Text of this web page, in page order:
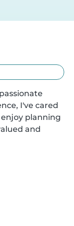
I've cared
planning
and